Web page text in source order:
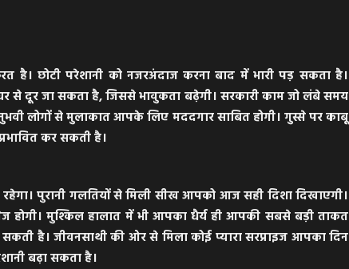
छोटी परेशानी को नजरअंदाज करना बाद में भारी पड़ सकता है।
से दूर जा सकता है, जिससे भावुकता बढ़ेगी। सरकारी काम जो लंबे समय
लोगों से मुलाकात आपके लिए मददगार साबित होगी। गुस्से पर काबू
कर सकती है।
पुरानी गलतियों से मिली सीख आपको आज सही दिशा दिखाएगी।
होगी। मुश्किल हालात में भी आपका धैर्य ही आपकी सबसे बड़ी ताकत
है। जीवनसाथी की ओर से मिला कोई प्यारा सरप्राइज आपका दिन
बढ़ा सकता है।